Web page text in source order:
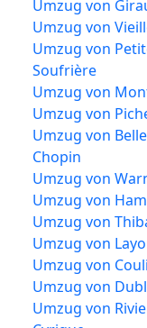
Umzug von
Umzug von
Umzug von
Soufrière
Umzug von
Umzug von
Umzug von
Chopin
Umzug von
Umzug von
Umzug von
Umzug von
Umzug von
Umzug von
Umzug von